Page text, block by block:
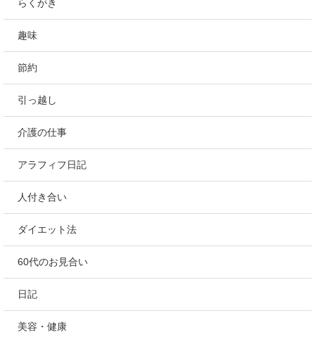
らくがき
趣味
節約
引っ越し
介護の仕事
アラフィフ日記
人付き合い
ダイエット法
60代のお見合い
日記
美容・健康